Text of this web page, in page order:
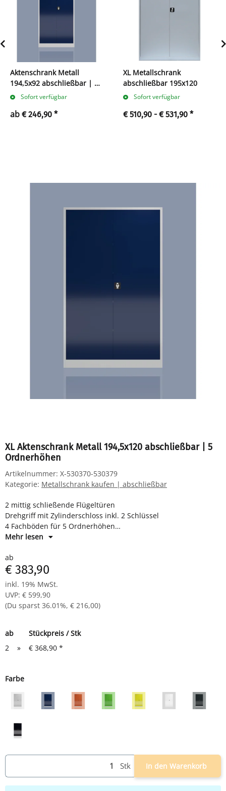
Aktenschrank Metall
194,5x92 abschließbar | 5
Ordnerhöhen
Sofort verfügbar
ab € 246,90 *
XL Metallschrank
abschließbar 195x120
Sofort verfügbar
€ 510,90 -€ 531,90 *
XL Aktenschrank Metall 194,5x120 abschließbar | 5
Ordnerhöhen
Artikelnummer: X-530370-530379
Kategorie: Metallschrank kaufen | abschließbar
2 mittig schließende Flügeltüren
Drehgriff mit Zylinderschloss inkl. 2 Schlüssel
4 Fachböden für 5 Ordnerhöhen
Maße: H 1945 x B 1200 x T 420 mm
Fachböden müssen eingelegt werden
Mehr lesen
ab
€ 383,90
inkl. 19% MwSt.
UVP: € 599,90
(Du sparst 36.01%, € 216,00)
ab
Stückpreis / Stk
2
» € 368,90 *
Farbe
Stk In den Warenkorb